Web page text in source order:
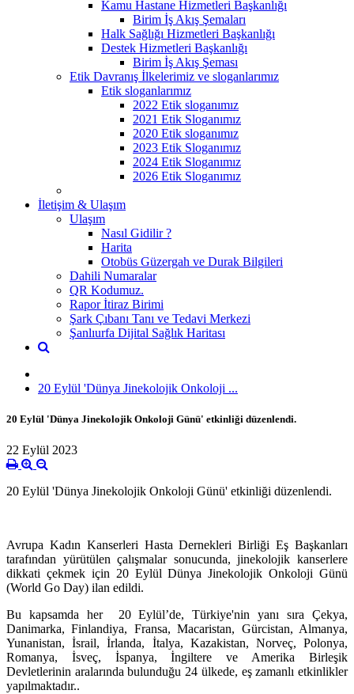
Kamu Hastane Hizmetleri Başkanlığı
Birim İş Akış Şemaları
Halk Sağlığı Hizmetleri Başkanlığı
Destek Hizmetleri Başkanlığı
Birim İş Akış Şeması
Etik Davranış İlkelerimiz ve sloganlarımız
Etik sloganlarımız
2022 Etik sloganımız
2021 Etik Sloganımız
2020 Etik sloganımız
2023 Etik Sloganımız
2024 Etik Sloganımız
2026 Etik Sloganımız
İletişim & Ulaşım
Ulaşım
Nasıl Gidilir ?
Harita
Otobüs Güzergah ve Durak Bilgileri
Dahili Numaralar
QR Kodumuz.
Rapor İtiraz Birimi
Şark Çıbanı Tanı ve Tedavi Merkezi
Şanlıurfa Dijital Sağlık Haritası
20 Eylül 'Dünya Jinekolojik Onkoloji ...
20 Eylül 'Dünya Jinekolojik Onkoloji Günü' etkinliği düzenlendi.
22 Eylül 2023
20 Eylül 'Dünya Jinekolojik Onkoloji Günü' etkinliği düzenlendi.
Avrupa Kadın Kanserleri Hasta Dernekleri Birliği Eş Başkanları
tarafından yürütülen çalışmalar sonucunda, jinekolojik kanserlere
dikkati çekmek için 20 Eylül Dünya Jinekolojik Onkoloji Günü
(World Go Day) ilan edildi.
Bu kapsamda her 20 Eylül’de, Türkiye'nin yanı sıra Çekya,
Danimarka, Finlandiya, Fransa, Macaristan, Gürcistan, Almanya,
Yunanistan, İsrail, İrlanda, İtalya, Kazakistan, Norveç, Polonya,
Romanya, İsveç, İspanya, İngiltere ve Amerika Birleşik
Devletlerinin aralarında bulunduğu 24 ülkede, eş zamanlı etkinlikler
yapılmaktadır..